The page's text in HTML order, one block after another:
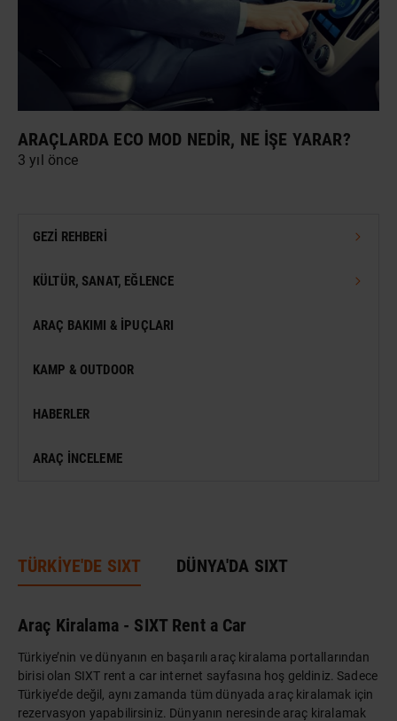
ARAÇLARDA ECO MOD NEDIR, NE İŞE YARAR?
3 yıl önce
GEZI REHBERI
TÜRKIYE GEZI REHBERI
KÜLTÜR, SANAT, EĞLENCE
FESTIVAL
ANTIK KENT & ALANLAR
ARAÇ BAKIMI & İPUÇLARI
KAMP & OUTDOOR
HABERLER
ARAÇ İNCELEME
TÜRKİYE'DE SIXT DÜNYA'DA SIXT
Araç Kiralama - SIXT Rent a Car
Türkiye’nin ve dünyanın en başarılı araç kiralama portallarından
birisi olan SIXT rent a car internet sayfasına hoş geldiniz. Sadece
Türkiye’de değil, aynı zamanda tüm dünyada araç kiralamak için
rezervasyon yapabilirsiniz. Dünyanın neresinde araç kiralamak